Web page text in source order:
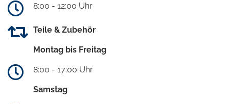
8:00 - 12:00 Uhr
Teile & Zubehör
Montag bis Freitag
8:00 - 17:00 Uhr
Samstag